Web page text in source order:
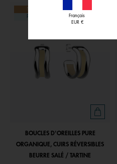
NOUVEAU
PERSONNALISABLE
BOUCLES D'OREILLES PURE
ORGANIQUE, CUIRS RÉVERSIBLES
BEURRE SALÉ / TARTINE
Français
EUR €